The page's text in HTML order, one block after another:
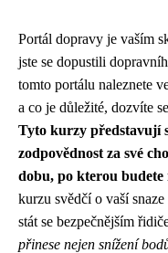
Portál dopravy je vaším
jste se dopustili
tomto portálu naleznete
a co je důležité, dozvíte
Tyto kurzy představují
zodpovědnost za své
dobu, po kterou budete
kurzu svědčí o vaší
stát se bezpečnějším
přinese nejen snížení